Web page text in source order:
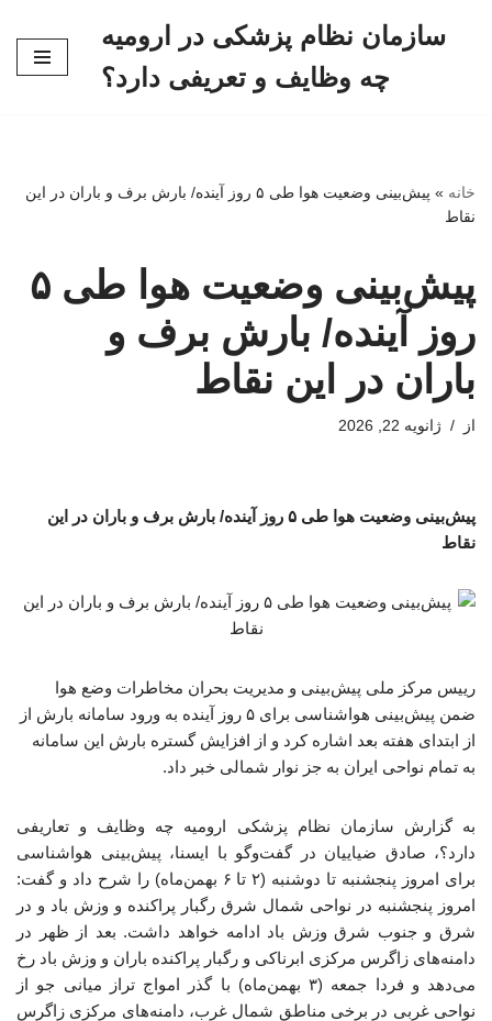
سازمان نظام پزشکی در ارومیه
چه وظایف و تعریفی دارد؟
خانه »
پیش‌بینی وضعیت هوا طی ۵ روز آینده/ بارش برف و باران در این
نقاط
پیش‌بینی وضعیت هوا طی ۵
روز آینده/ بارش برف و
باران در این نقاط
از ژانویه 22, 2026
پیش‌بینی وضعیت هوا طی ۵ روز آینده/ بارش برف و باران در این
نقاط
رییس مرکز ملی پیش‌بینی و مدیریت بحران مخاطرات وضع هوا
ضمن پیش‌بینی هواشناسی برای ۵ روز آینده به ورود سامانه بارش از
از ابتدای هفته بعد اشاره کرد و از افزایش گستره بارش‌ این سامانه
به تمام نواحی ایران به جز نوار شمالی خبر داد.
به گزارش سازمان نظام پزشکی ارومیه چه وظایف و تعاریفی
دارد؟، صادق ضیاییان در گفت‌وگو با ایسنا، پیش‌بینی هواشناسی
برای امروز پنجشنبه تا دوشنبه (۲ تا ۶ بهمن‌ماه) را شرح داد و گفت:
امروز پنجشنبه در نواحی شمال شرق رگبار پراکنده و وزش باد و در
شرق و جنوب شرق وزش باد ادامه خواهد داشت. بعد از ظهر در
دامنه‌های زاگرس مرکزی ابرناکی و رگبار پراکنده باران و وزش باد رخ
می‌دهد و فردا جمعه (۳ بهمن‌ماه) با گذر امواج تراز میانی جو از
نواحی غربی در برخی مناطق شمال غرب، دامنه‌های مرکزی زاگرس